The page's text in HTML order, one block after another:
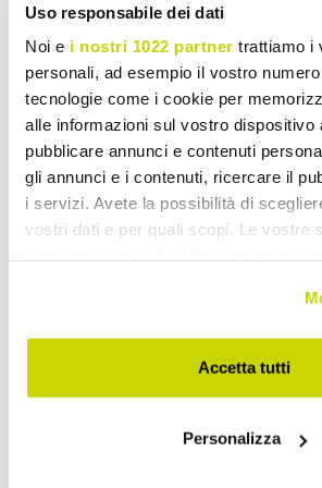
Uso responsabile dei dati
Noi e i nostri 1022 partner trattiamo i
personali, ad esempio il vostro
tecnologie come i cookie per
alle informazioni sul vostro dispositivo
pubblicare annunci e contenuti
gli annunci e i contenuti, ricercare il
i servizi. Avete la possibilità di
vostri dati e per quali scopi. Le vostre
modificare o revocare il proprio
momento dalla Dichiarazione sui
sull'icona di attivazione della privacy.
raccogliere informazioni sulla
Accetta tutti
Personalizza